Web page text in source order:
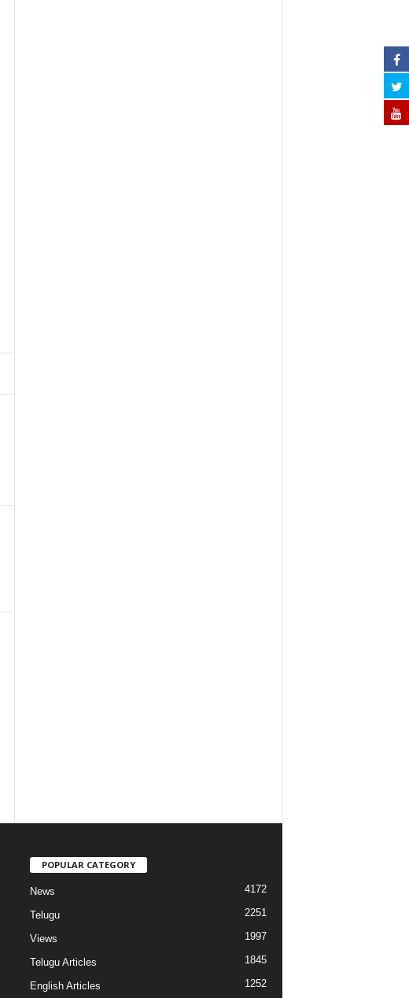
POPULAR CATEGORY
News 4172
Telugu 2251
Views 1997
Telugu Articles 1845
English Articles 1252